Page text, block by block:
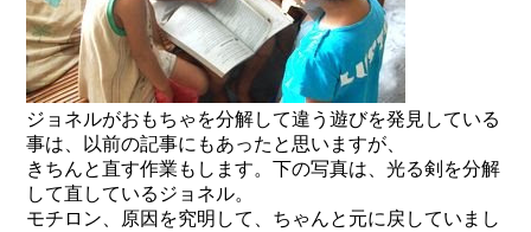
ジョネルがおもちゃを分解して違う遊びを発見している
事は、以前の記事にもあったと思いますが、
きちんと直す作業もします。下の写真は、光る剣を分解
して直しているジョネル。
モチロン、原因を究明して、ちゃんと元に戻していまし